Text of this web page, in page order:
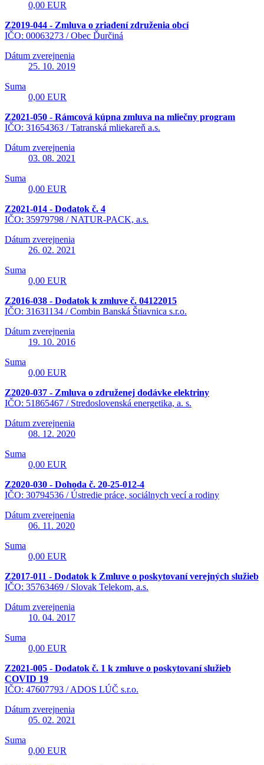
0,00 EUR
Z2019-044 - Zmluva o zriadení združenia obcí
IČO: 00063273 /Obec Ďurčiná
Dátum zverejnenia
25. 10. 2019
Suma
0,00 EUR
Z2021-050 - Rámcová kúpna zmluva na mliečny program
IČO: 31654363 /Tatranská mliekareň a.s.
Dátum zverejnenia
03. 08. 2021
Suma
0,00 EUR
Z2021-014 - Dodatok č. 4
IČO: 35979798 /NATUR-PACK, a.s.
Dátum zverejnenia
26. 02. 2021
Suma
0,00 EUR
Z2016-038 - Dodatok k zmluve č. 04122015
IČO: 31631134 /Combin Banská Štiavnica s.r.o.
Dátum zverejnenia
19. 10. 2016
Suma
0,00 EUR
Z2020-037 - Zmluva o združenej dodávke elektriny
IČO: 51865467 / Stredoslovenská energetika, a. s.
Dátum zverejnenia
08. 12. 2020
Suma
0,00 EUR
Z2020-030 - Dohoda č. 20-25-012-4
IČO: 30794536 /Ústredie práce, sociálnych vecí a rodiny
Dátum zverejnenia
06. 11. 2020
Suma
0,00 EUR
Z2017-011 - Dodatok k Zmluve o poskytovaní verejných služieb
IČO: 35763469 / Slovak Telekom, a.s.
Dátum zverejnenia
10. 04. 2017
Suma
0,00 EUR
Z2021-005 - Dodatok č. 1 k zmluve o poskytovaní služieb
COVID 19
IČO: 47607793 /ADOS LÚČ s.r.o.
Dátum zverejnenia
05. 02. 2021
Suma
0,00 EUR